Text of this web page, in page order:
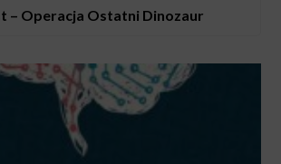
– Operacja Ostatni Dinozaur